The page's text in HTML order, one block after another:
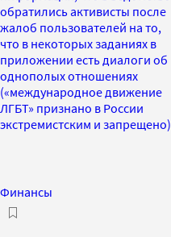
обратились активисты после
жалоб пользователей на то,
что в некоторых заданиях в
приложении есть диалоги об
однополых отношениях
(«международное движение
ЛГБТ» признано в России
экстремистским и запрещено)
Финансы